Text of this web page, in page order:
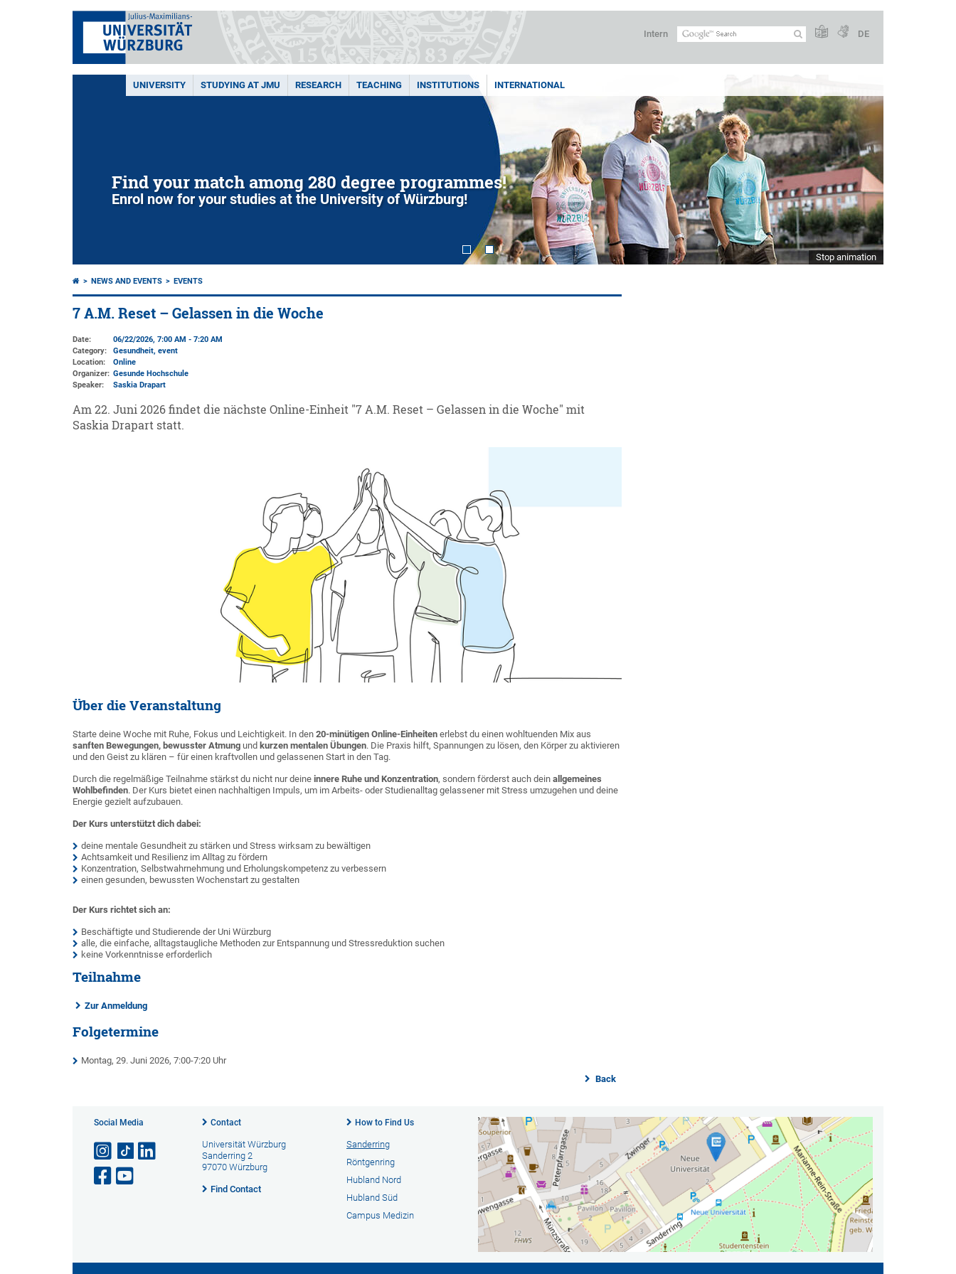
Intern DE
UNIVERSITY STUDYING AT JMU RESEARCH TEACHING INSTITUTIONS INTERNATIONAL
Find your match among 280 degree programmes!
Enrol now for your studies at the University of Würzburg!
Stop animation
NEWS AND EVENTS EVENTS
7 A.M. Reset – Gelassen in die Woche
Date:
06/22/2026, 7:00 AM - 7:20 AM
Category:
Gesundheit, event
Location:
Online
Organizer: Gesunde Hochschule
Speaker:
Saskia Drapart
Am 22. Juni 2026 findet die nächste Online-Einheit "7 A.M. Reset – Gelassen in die Woche" mit
Saskia Drapart statt.
Über die Veranstaltung
Starte deine Woche mit Ruhe, Fokus und Leichtigkeit. In den 20-minütigen Online-Einheiten erlebst du einen wohltuenden Mix aus
sanften Bewegungen, bewusster Atmung und kurzen mentalen Übungen. Die Praxis hilft, Spannungen zu lösen, den Körper zu aktivieren
und den Geist zu klären – für einen kraftvollen und gelassenen Start in den Tag.
Durch die regelmäßige Teilnahme stärkst du nicht nur deine innere Ruhe und Konzentration, sondern förderst auch dein allgemeines
Wohlbefinden. Der Kurs bietet einen nachhaltigen Impuls, um im Arbeits- oder Studienalltag gelassener mit Stress umzugehen und deine
Energie gezielt aufzubauen.
Der Kurs unterstützt dich dabei:
deine mentale Gesundheit zu stärken und Stress wirksam zu bewältigen
Achtsamkeit und Resilienz im Alltag zu fördern
Konzentration, Selbstwahrnehmung und Erholungskompetenz zu verbessern
einen gesunden, bewussten Wochenstart zu gestalten
Der Kurs richtet sich an:
Beschäftigte und Studierende der Uni Würzburg
alle, die einfache, alltagstaugliche Methoden zur Entspannung und Stressreduktion suchen
keine Vorkenntnisse erforderlich
Teilnahme
Zur Anmeldung
Folgetermine
Montag, 29. Juni 2026, 7:00-7:20 Uhr
Back
Social Media Contact
Universität Würzburg
Sanderring 2
97070 Würzburg
Find Contact
How to Find Us
Sanderring
Röntgenring
Hubland Nord
Hubland Süd
Campus Medizin